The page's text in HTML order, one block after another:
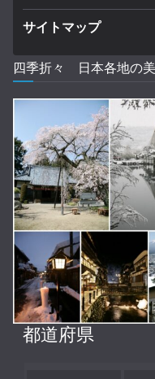
サイトマップ
四季折々 日本各地の
都道府県